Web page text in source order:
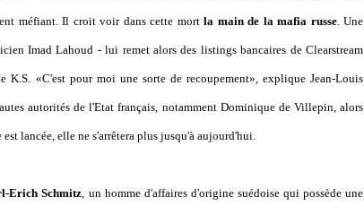
méfiant. Il croit voir dans cette mortla main de la mafia russe. Une
Imad Lahoud - lui remet alors des listings bancaires de Clearstream
K.S. «C'est pour moi une sorte de recoupement», explique Jean-Louis
autorités de l'Etat français, notamment Dominique de Villepin, alors
lancée, elle ne s'arrêtera plus jusqu'à aujourd'hui.
Erich Schmitz, un homme d'affaires d'origine suédoise qui possède une